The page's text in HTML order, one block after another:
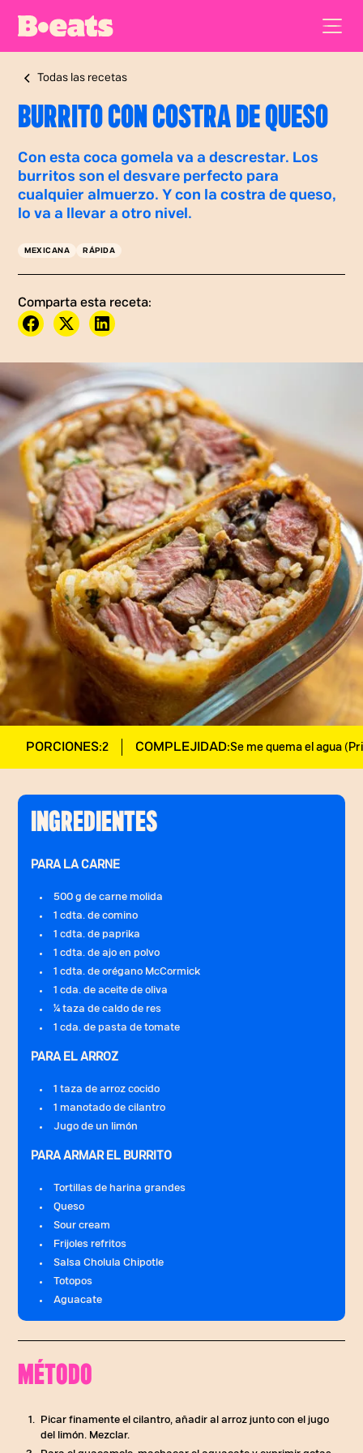
Todas las recetas
BURRITO CON COSTRA DE QUESO
Con esta coca gomela va a descrestar. Los
burritos son el desvare perfecto para
cualquier almuerzo. Y con la costra de queso,
lo va a llevar a otro nivel.
MEXICANA RÁPIDA
Comparta esta receta:
PORCIONES:2 COMPLEJIDAD:Se me quema el agua
INGREDIENTES
PARA LA CARNE
500 g de carne molida
1 cdta. de comino
1 cdta. de paprika
1 cdta. de ajo en polvo
1 cdta. de orégano McCormick
1 cda. de aceite de oliva
¼ taza de caldo de res
1 cda. de pasta de tomate
PARA EL ARROZ
1 taza de arroz cocido
1 manotado de cilantro
Jugo de un limón
PARA ARMAR EL BURRITO
Tortillas de harina grandes
Queso
Sour cream
Frijoles refritos
Salsa Cholula Chipotle
Totopos
Aguacate
MÉTODO
Picar finamente el cilantro, añadir al arroz junto con el jugo
del limón. Mezclar.